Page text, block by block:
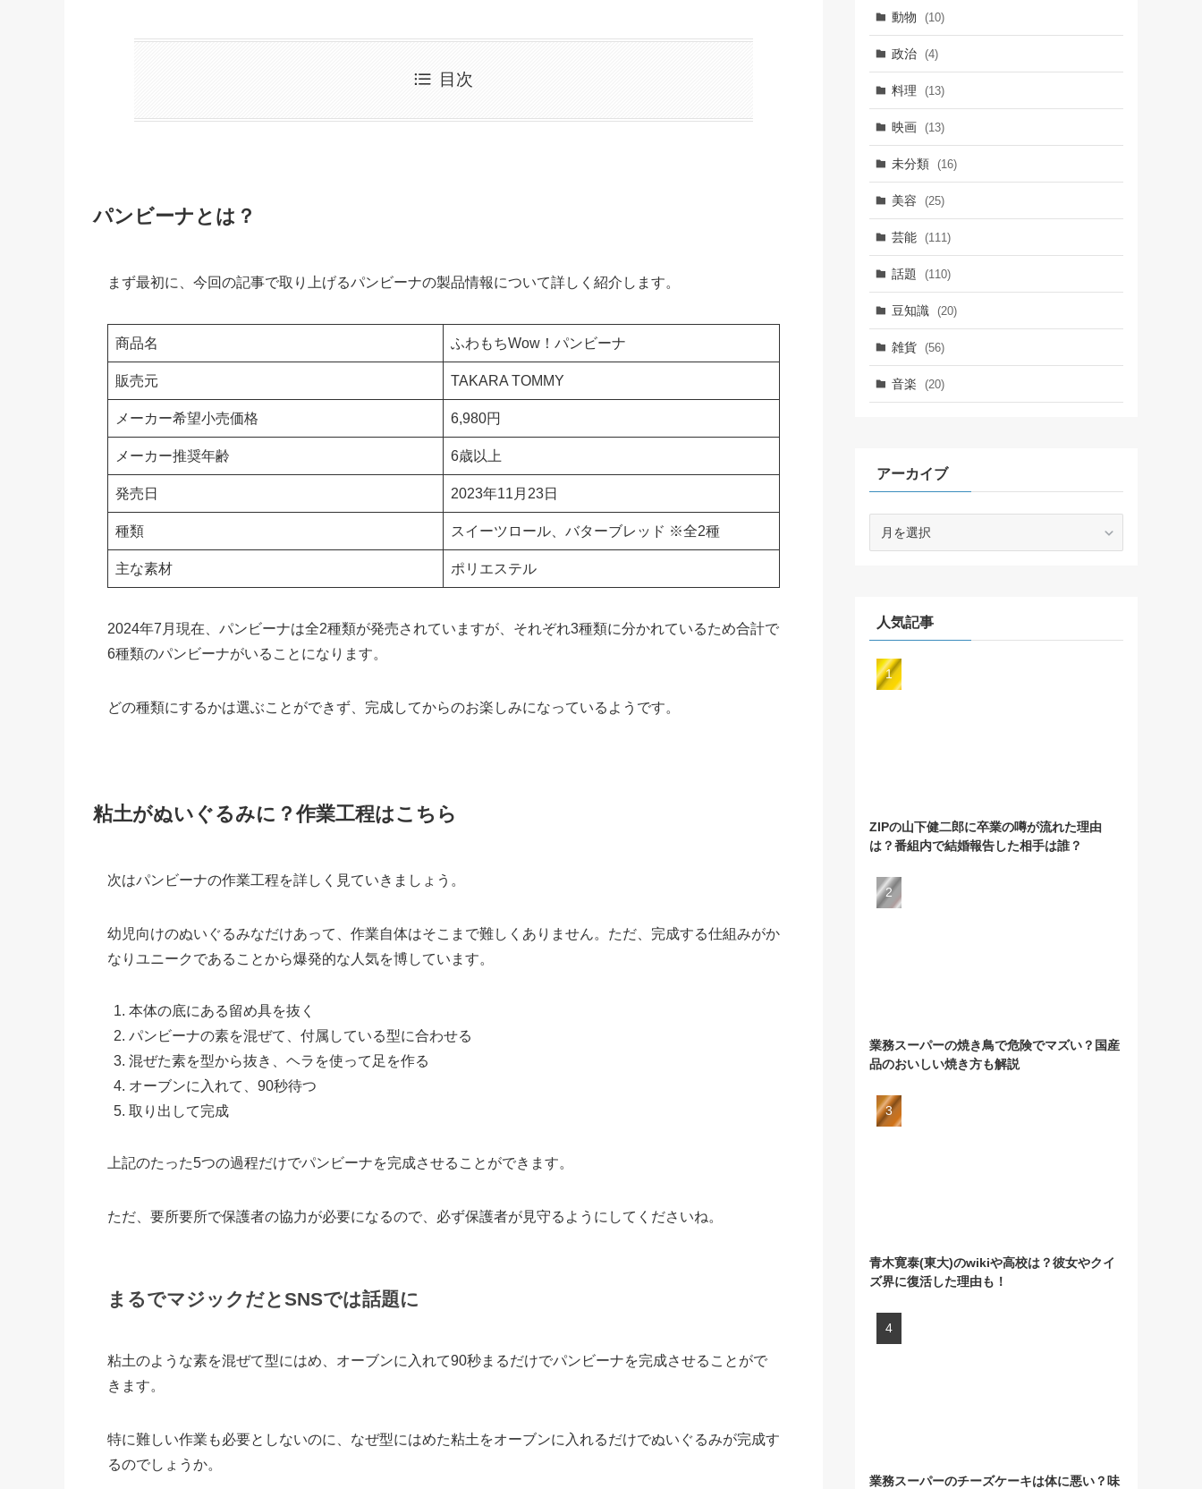
目次
パンビーナとは？
まず最初に、今回の記事で取り上げるパンビーナの製品情報について詳しく紹介します。
商品名 ふわもちWow！パンビーナ
販売元 TAKARA TOMMY
メーカー希望小売価格 6,980円
メーカー推奨年齢 6歳以上
発売日 2023年11月23日
種類 スイーツロール、バターブレッド ※全2種
主な素材 ポリエステル
2024年7月現在、パンビーナは全2種類が発売されていますが、それぞれ3種類に分かれているため合計で
6種類のパンビーナがいることになります。
どの種類にするかは選ぶことができず、完成してからのお楽しみになっているようです。
粘土がぬいぐるみに？作業工程はこちら
次はパンビーナの作業工程を詳しく見ていきましょう。
幼児向けのぬいぐるみなだけあって、作業自体はそこまで難しくありません。ただ、完成する仕組みがか
なりユニークであることから爆発的な人気を博しています。
本体の底にある留め具を抜く
パンビーナの素を混ぜて、付属している型に合わせる
混ぜた素を型から抜き、ヘラを使って足を作る
オーブンに入れて、90秒待つ
取り出して完成
上記のたった5つの過程だけでパンビーナを完成させることができます。
ただ、要所要所で保護者の協力が必要になるので、必ず保護者が見守るようにしてくださいね。
まるでマジックだとSNSでは話題に
粘土のような素を混ぜて型にはめ、オーブンに入れて90秒まるだけでパンビーナを完成させることがで
きます。
特に難しい作業も必要としないのに、なぜ型にはめた粘土をオーブンに入れるだけでぬいぐるみが完成す
るのでしょうか。
動物 (10)
政治 (4)
料理 (13)
映画 (13)
未分類 (16)
美容 (25)
芸能 (111)
話題 (110)
豆知識 (20)
雑貨 (56)
音楽 (20)
アーカイブ
人気記事
ZIPの山下健二郎に卒業の噂が流れた理由
は？番組内で結婚報告した相手は誰？
業務スーパーの焼き鳥で危険でマズい？国産
品のおいしい焼き方も解説
青木寛泰(東大)のwikiや高校は？彼女やクイ
ズ界に復活した理由も！
業務スーパーのチーズケーキは体に悪い？味